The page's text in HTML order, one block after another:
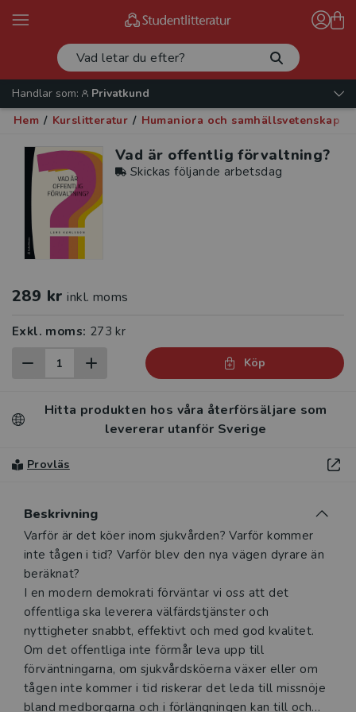
Handlar som:
Privatkund
Hem / Kurslitteratur / Humaniora och samhällsvetenskap
Vad är offentlig förvaltning?
Skickas följande arbetsdag
289 kr inkl. moms
Exkl. moms: 273 kr
Köp
Hitta produkten hos våra återförsäljare som
levererar utanför Sverige
Provläs
Beskrivning
Beskrivning
Varför är det köer inom sjukvården? Varför kommer
inte tågen i tid? Varför blev den nya vägen dyrare än
beräknat?
I en modern demokrati förväntar vi oss att det
offentliga ska leverera välfärdstjänster och
nyttigheter snabbt, effektivt och med god kvalitet.
Om det offentliga inte förmår leva upp till
förväntningarna, om sjukvårdsköerna växer eller om
tågen inte kommer i tid riskerar det leda till missnöje
bland medborgarna och i förlängningen kan till och